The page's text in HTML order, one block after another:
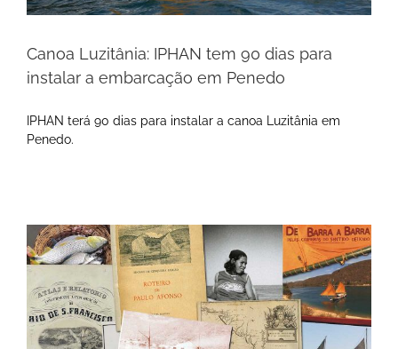
Canoa Luzitânia: IPHAN tem 90 dias para
instalar a embarcação em Penedo
IPHAN terá 90 dias para instalar a canoa Luzitânia em
Penedo.